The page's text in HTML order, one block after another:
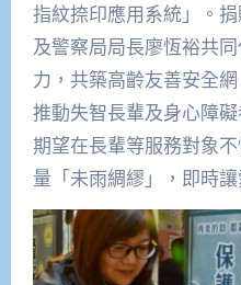
指紋捺印應用系統」。
及警察局局長廖恆裕共
力，共築高齡友善安全
推動失智長輩及身心障
期望在長輩等服務對象
量「未雨綢繆」，即時